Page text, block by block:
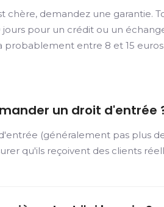
chère, demandez une garantie.
pour un crédit ou un
probablement entre 8 et 15
un droit d'entrée
(généralement pas plus
qu'ils reçoivent des clients